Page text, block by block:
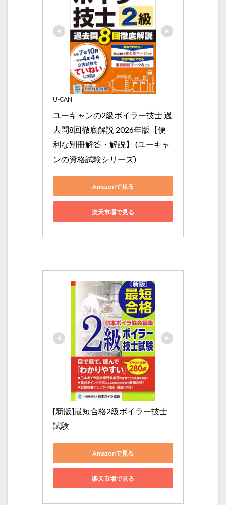
U-CAN
ユーキャンの2級ボイラー技士 過
去問8回徹底解説 2026年版【便
利な別冊解答・解説】 (ユーキャ
ンの資格試験シリーズ)
Amazonで見る
楽天市場で見る
[新版]最短合格2級ボイラー技士
試験
Amazonで見る
楽天市場で見る